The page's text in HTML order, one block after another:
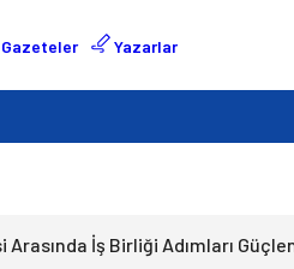
Gazeteler Yazarlar
İş Birliği Adımları